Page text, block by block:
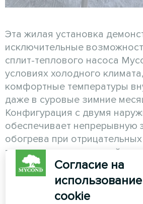
Эта жилая установка
исключительные
сплит-теплового насоса
условиях холодного
комфортные температуры
даже в суровые зимние
Конфигурация с двумя
обеспечивает непрерывную
обогрева при
то время как элегантный
с современно архитектурой
дома. Спроектированное
работы в течение всего
Согласие на
cookie